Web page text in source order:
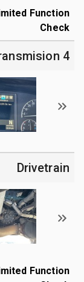
Function
Check
4 Transmision
Drivetrain
Function